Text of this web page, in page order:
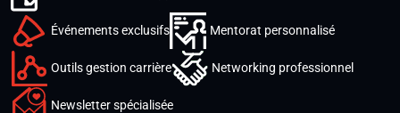
Événements exclusifs Mentorat personnalisé
Outils gestion carrière Networking professionnel
Newsletter spécialisée